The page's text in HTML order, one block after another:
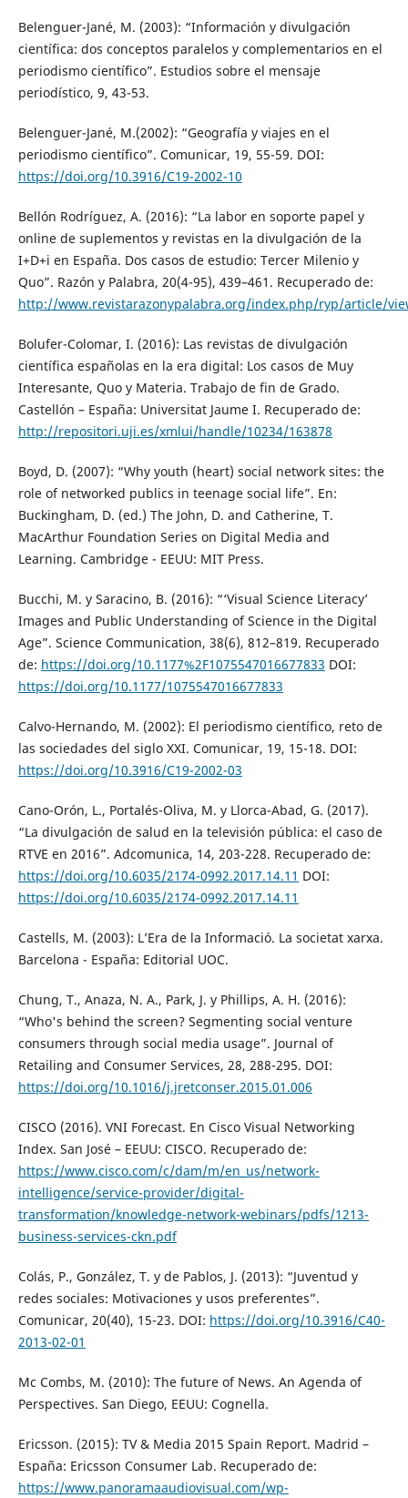
Belenguer-Jané, M. (2003): “Información y divulgación
científica: dos conceptos paralelos y complementarios en el
periodismo científico”. Estudios sobre el mensaje
periodístico, 9, 43-53.
Belenguer-Jané, M.(2002): “Geografía y viajes en el
periodismo científico”. Comunicar, 19, 55-59. DOI:
https://doi.org/10.3916/C19-2002-10
Bellón Rodríguez, A. (2016): “La labor en soporte papel y
online de suplementos y revistas en la divulgación de la
I+D+i en España. Dos casos de estudio: Tercer Milenio y
Quo”. Razón y Palabra, 20(4-95), 439–461. Recuperado de:
http://www.revistarazonypalabra.org/index.php/ryp/article/
Bolufer-Colomar, I. (2016): Las revistas de divulgación
científica españolas en la era digital: Los casos de Muy
Interesante, Quo y Materia. Trabajo de fin de Grado.
Castellón – España: Universitat Jaume I. Recuperado de:
http://repositori.uji.es/xmlui/handle/10234/163878
Boyd, D. (2007): “Why youth (heart) social network sites: the
role of networked publics in teenage social life”. En:
Buckingham, D. (ed.) The John, D. and Catherine, T.
MacArthur Foundation Series on Digital Media and
Learning. Cambridge - EEUU: MIT Press.
Bucchi, M. y Saracino, B. (2016): “‘Visual Science Literacy’
Images and Public Understanding of Science in the Digital
Age”. Science Communication, 38(6), 812–819. Recuperado
de: https://doi.org/10.1177%2F1075547016677833 DOI:
https://doi.org/10.1177/1075547016677833
Calvo-Hernando, M. (2002): El periodismo científico, reto de
las sociedades del siglo XXI. Comunicar, 19, 15-18. DOI:
https://doi.org/10.3916/C19-2002-03
Cano-Orón, L., Portalés-Oliva, M. y Llorca-Abad, G. (2017).
“La divulgación de salud en la televisión pública: el caso de
RTVE en 2016”. Adcomunica, 14, 203-228. Recuperado de:
https://doi.org/10.6035/2174-0992.2017.14.11 DOI:
https://doi.org/10.6035/2174-0992.2017.14.11
Castells, M. (2003): L’Era de la Informació. La societat xarxa.
Barcelona - España: Editorial UOC.
Chung, T., Anaza, N. A., Park, J. y Phillips, A. H. (2016):
“Who's behind the screen? Segmenting social venture
consumers through social media usage”. Journal of
Retailing and Consumer Services, 28, 288-295. DOI:
https://doi.org/10.1016/j.jretconser.2015.01.006
CISCO (2016). VNI Forecast. En Cisco Visual Networking
Index. San José – EEUU: CISCO. Recuperado de:
https://www.cisco.com/c/dam/m/en_us/network-
intelligence/service-provider/digital-
transformation/knowledge-network-webinars/pdfs/1213-
business-services-ckn.pdf
Colás, P., González, T. y de Pablos, J. (2013): “Juventud y
redes sociales: Motivaciones y usos preferentes”.
Comunicar, 20(40), 15-23. DOI: https://doi.org/10.3916/C40-
2013-02-01
Mc Combs, M. (2010): The future of News. An Agenda of
Perspectives. San Diego, EEUU: Cognella.
Ericsson. (2015): TV & Media 2015 Spain Report. Madrid –
España: Ericsson Consumer Lab. Recuperado de:
https://www.panoramaaudiovisual.com/wp-